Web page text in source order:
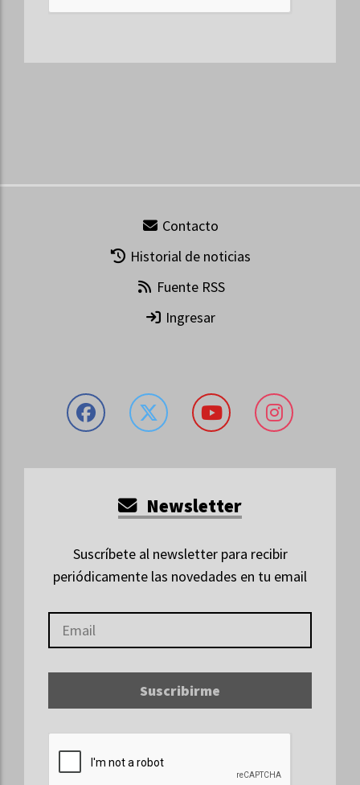
Contacto
Historial de noticias
Fuente RSS
Ingresar
Newsletter
Suscríbete al newsletter para recibir
periódicamente las novedades en tu email
Suscribirme